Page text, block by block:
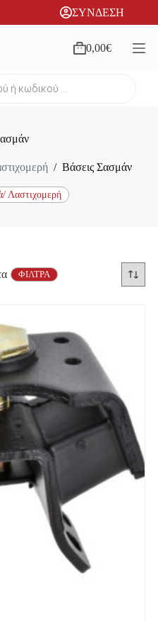
ΣΥΝΔΕΣΗ
Καλάθι
0,00€
/ Βάσεις Σασμάν
Λαστιχομερή
Sorted
ΦΙΛΤΡΑ